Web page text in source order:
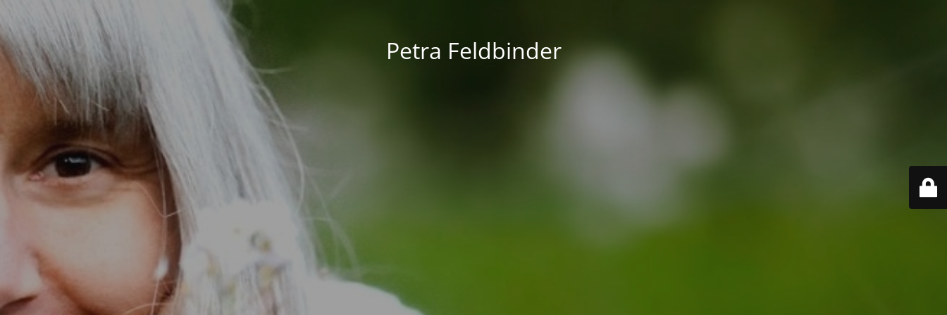
Petra Feldbinder